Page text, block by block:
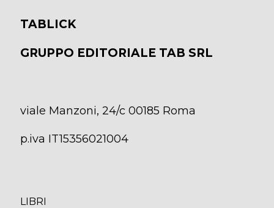
TABLICK
GRUPPO EDITORIALE TAB SRL
viale Manzoni, 24/c 00185 Roma
p.iva IT15356021004
LIBRI